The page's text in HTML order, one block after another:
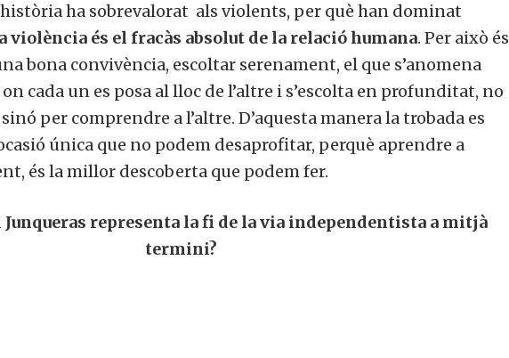
història ha sobrevalorat als violents, per què han dominat
violència és el fracàs absolut de la relació humana. Per això és
bona convivència, escoltar serenament, el que s’anomena
on cada un es posa al lloc de l’altre i s’escolta en profunditat, no
per comprendre a l’altre. D’aquesta manera la trobada es
única que no podem desaprofitar, perquè aprendre a
és la millor descoberta que podem fer.
representa la fi de la via independentista a mitjà
termini?